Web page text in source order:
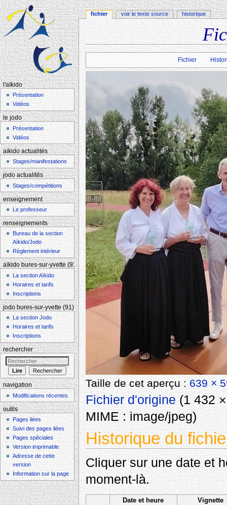
Aller à :navigation , rechercher
Fichier
Taille de cet aperçu :639 ×
Fichier d'origine‎(1 432
MIME :image/jpeg)
Historique du
Cliquer sur une date et
moment-là.
Date et heure
Vignette
fichier voir le texte source historique
l'aïkido
Présentation
Vidéos
le jodo
Présentation
Vidéos
aïkido actualités
Stages/manifestations
jodo actualités
Stages/compétitions
enseignement
Le professeur
renseignements
Bureau de la section
Aïkido/Jodo
Règlement intérieur
aïkido bures-sur-yvette (91)
La section Aïkido
Horaires et tarifs
Inscriptions
jodo bures-sur-yvette (91)
La section Jodo
Horaires et tarifs
Inscriptions
rechercher
navigation
Modifications récentes
outils
Pages liées
Suivi des pages liées
Pages spéciales
Version imprimable
Adresse de cette
version
Information sur la page